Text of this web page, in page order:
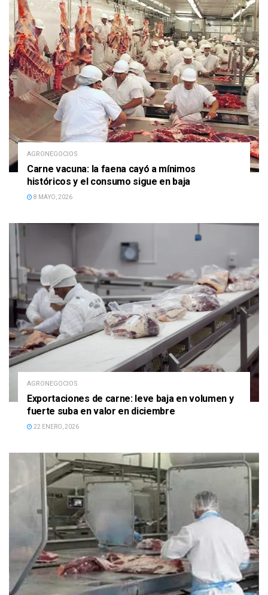
AGRONEGOCIOS
Carne vacuna: la faena cayó a mínimos
históricos y el consumo sigue en baja
8 MAYO, 2026
AGRONEGOCIOS
Exportaciones de carne: leve baja en volumen y
fuerte suba en valor en diciembre
22 ENERO, 2026